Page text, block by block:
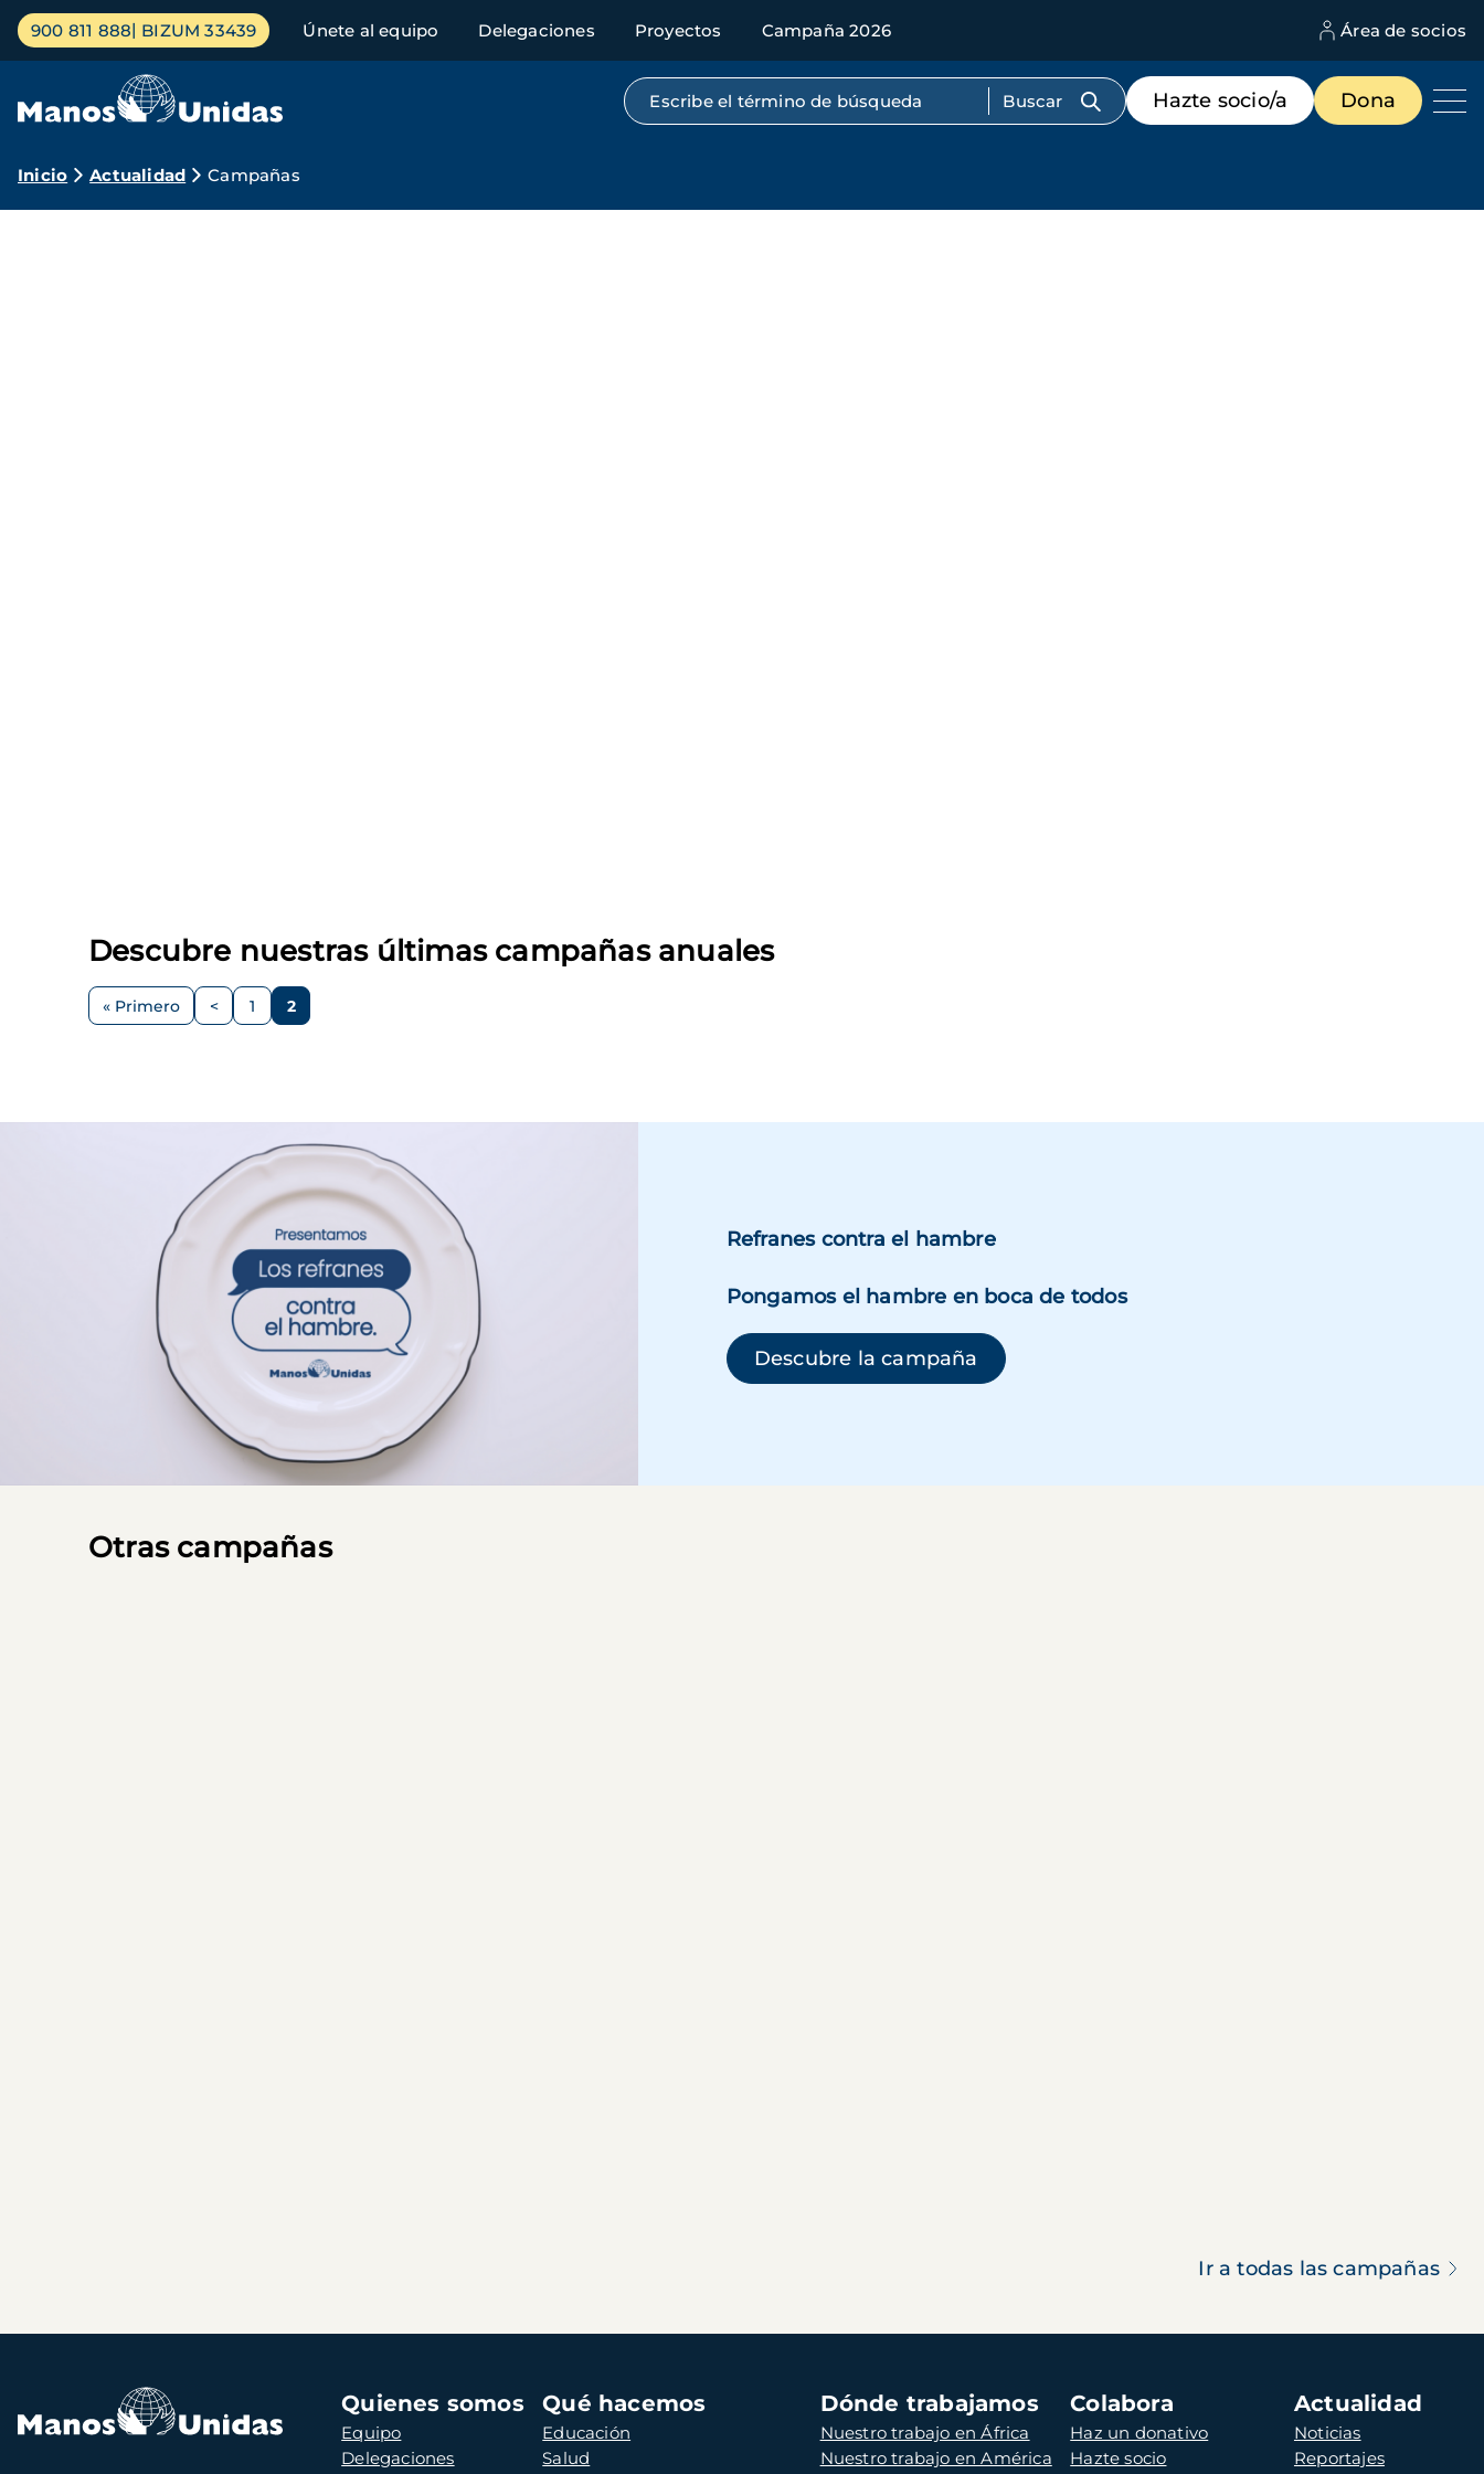
Pasar
contenido
Menú
principal
900 811 888 BIZUM 33439 Únete al equipo Delegaciones Proyectos Campaña 2026 Área de socios
Búsqueda por texto completo
Menú
de
destacados
Hazte socio/a Dona
Ruta
Inicio Actualidad Campañas
Descubre nuestras últimas campañas anuales
Paginación
Primera
« Primero
Página
< Página
1 Página
2
Refranes contra el hambre
Pongamos el hambre en boca de todos
Descubre la campaña (se abre en una ventana nueva)
Otras campañas
Ir a todas las campañas
Navegación
principal
Quienes somos
Equipo
Delegaciones
Qué hacemos
Educación
Salud
Dónde trabajamos
Nuestro trabajo en África
Nuestro trabajo en América
Colabora
Haz un donativo
Hazte socio
Actualidad
Noticias
Reportajes